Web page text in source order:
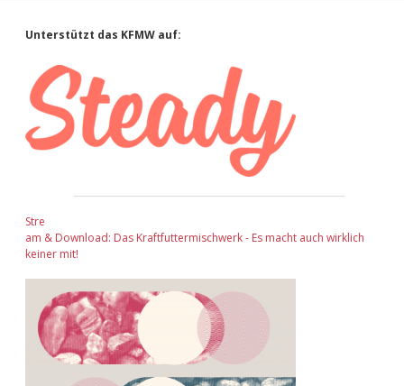
Sidebar
Unterstützt das KFMW auf:
Stre
am & Download: Das Kraftfuttermischwerk - Es macht auch wirklich
keiner mit!